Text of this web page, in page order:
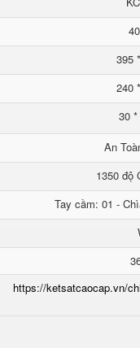
395
240
30
An
1350 độ
Tay cầm: 01 -
https://ketsatcaocap.vn/